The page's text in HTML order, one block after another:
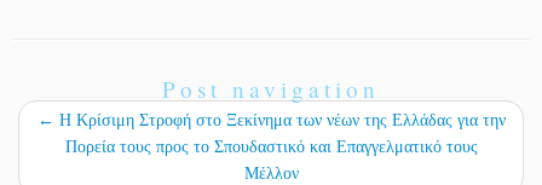
Post navigation
← Η Κρίσιμη Στροφή στο Ξεκίνημα των νέων της Ελλάδας για την
Πορεία τους προς το Σπουδαστικό και Επαγγελματικό τους
Μέλλον